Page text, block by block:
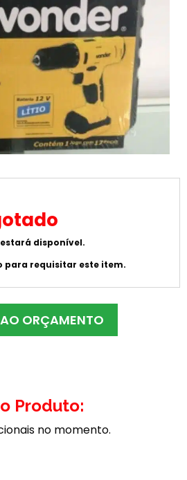
disponível.
para requisitar este item.
ORÇAMENTO
Produto:
no momento.